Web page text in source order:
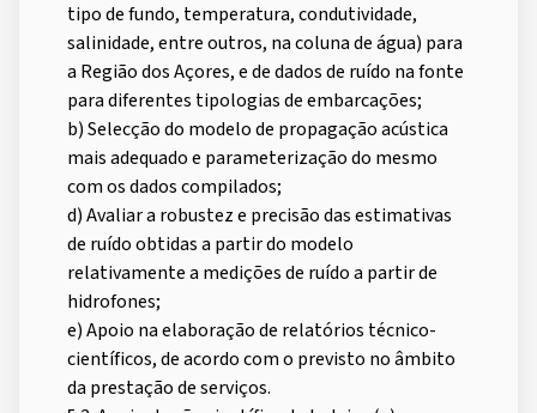
tipo de fundo, temperatura, condutividade,
salinidade, entre outros, na coluna de água) para
a Região dos Açores, e de dados de ruído na fonte
para diferentes tipologias de embarcações;
b) Selecção do modelo de propagação acústica
mais adequado e parameterização do mesmo
com os dados compilados;
d) Avaliar a robustez e precisão das estimativas
de ruído obtidas a partir do modelo
relativamente a medições de ruído a partir de
hidrofones;
e) Apoio na elaboração de relatórios técnico-
científicos, de acordo com o previsto no âmbito
da prestação de serviços.